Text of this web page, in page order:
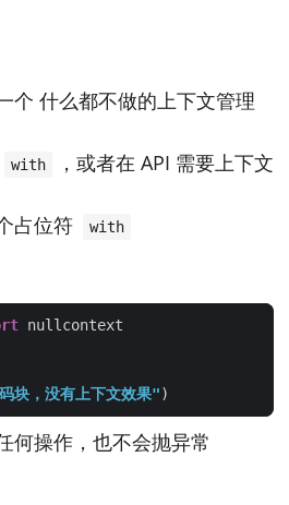
个 什么都不做的上下文管理
with
，或者在 API 需要上下文
占位符
with
块，没有上下文效果"
何操作，也不会抛异常